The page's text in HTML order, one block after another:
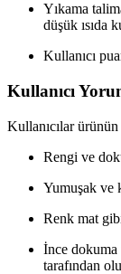
Yıkama
düşük ısıda
Kullanıcı
Kullanıcı
Kullanıcılar
Rengi ve
Yumuşak ve
Renk mat
İnce dokuma
tarafından